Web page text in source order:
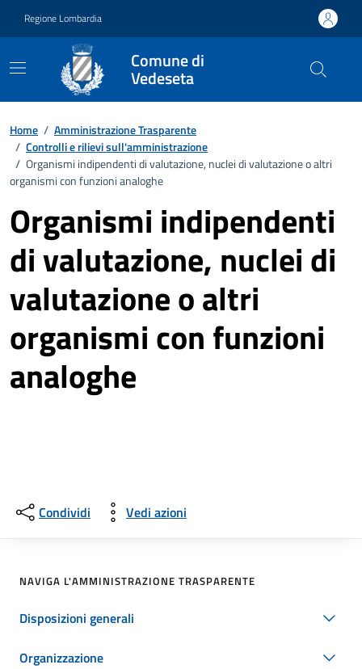
Regione Lombardia
Comune di
Vedeseta
Home / Amministrazione Trasparente
/ Controlli e rilievi sull'amministrazione
/ Organismi indipendenti di valutazione, nuclei di valutazione o altri
organismi con funzioni analoghe
Organismi indipendenti
di valutazione, nuclei di
valutazione o altri
organismi con funzioni
analoghe
Condividi Vedi azioni
NAVIGA L'AMMINISTRAZIONE TRASPARENTE
Disposizioni generali
Organizzazione